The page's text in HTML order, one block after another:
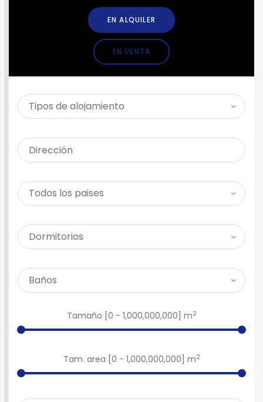
EN ALQUILER
EN VENTA
Tamaño [ 0 - 1,000,000,000 ] m2
Tam. area [ 0 - 1,000,000,000 ] m2